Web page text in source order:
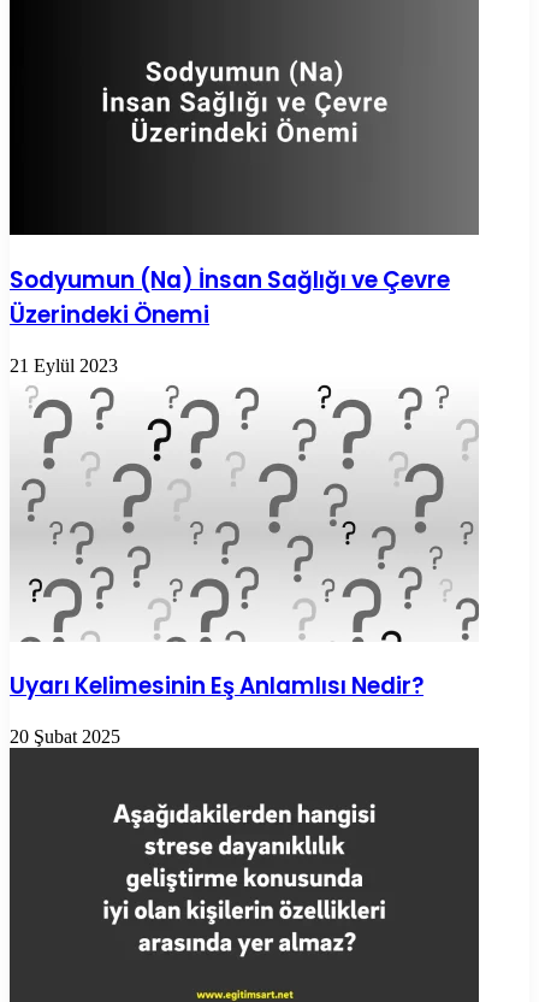
Sodyumun (Na) İnsan Sağlığı ve Çevre
Üzerindeki Önemi
21 Eylül 2023
Uyarı Kelimesinin Eş Anlamlısı Nedir?
20 Şubat 2025